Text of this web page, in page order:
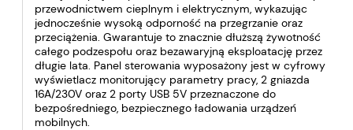
przewodnictwem cieplnym i elektrycznym, wykazując
jednocześnie wysoką odporność na przegrzanie oraz
przeciążenia. Gwarantuje to znacznie dłuższą żywotność
całego podzespołu oraz bezawaryjną eksploatację przez
długie lata. Panel sterowania wyposażony jest w cyfrowy
wyświetlacz monitorujący parametry pracy, 2 gniazda
16A/230V oraz 2 porty USB 5V przeznaczone do
bezpośredniego, bezpiecznego ładowania urządzeń
mobilnych.